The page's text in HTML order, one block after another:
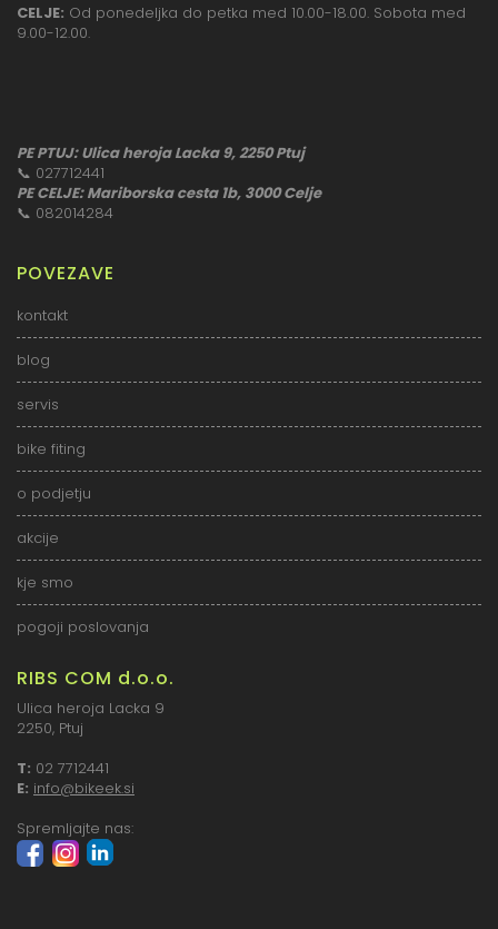
CELJE: Od ponedeljka do petka med 10.00-18.00. Sobota med
9.00-12.00.
PE PTUJ: Ulica heroja Lacka 9, 2250 Ptuj
📞 027712441
PE CELJE: Mariborska cesta 1b, 3000 Celje
📞 082014284
POVEZAVE
kontakt
blog
servis
bike fiting
o podjetju
akcije
kje smo
pogoji poslovanja
RIBS COM d.o.o.
Ulica heroja Lacka 9
2250, Ptuj
T: 02 7712441
E: info@bikeek.si
Spremljajte nas: